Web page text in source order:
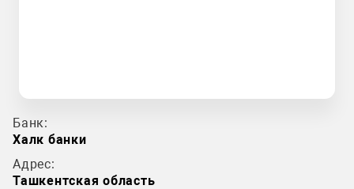
Банк:
Халк банки
Адрес:
Ташкентская область